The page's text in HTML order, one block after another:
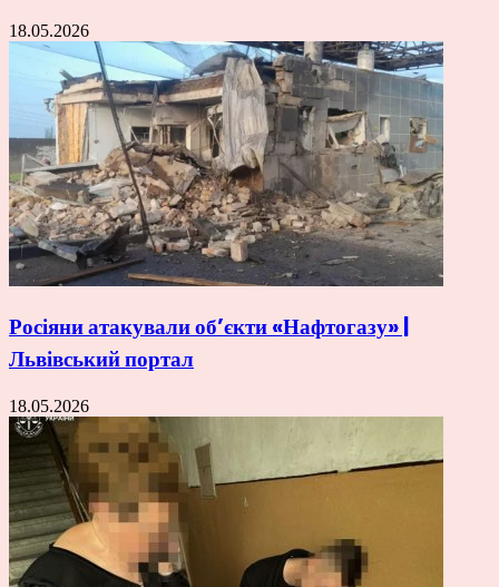
18.05.2026
Росіяни атакували об’єкти «Нафтогазу» |
Львівський портал
18.05.2026